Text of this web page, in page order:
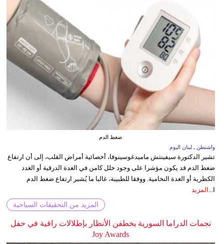
ضغط الدم
واشنطن ـ لبنان اليوم
تشير الدكتورة سيفينتش ماميدغوسينوفا، أخصائية أمراض القلب، إلى أن ارتفاع
ضغط الدم قد يكون مؤشرا على وجود خلل كامن في الغدة الدرقية أو الغدد
الكظرية أو الغدة النخامية. ووفقا للطبيبة، غالبا ما يُشير ارتفاع ضغط الدم
ا...
المزيد
المزيد من التحقيقات السياحية
نجمات الدراما السورية يخطفن الأنظار بإطلالات راقية في حفل
Joy Awards